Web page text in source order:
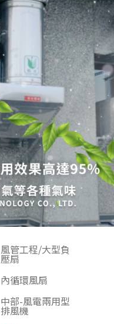
風管工程/大型負
壓扇
內循環風扇
中部-風電兩用型
排風機